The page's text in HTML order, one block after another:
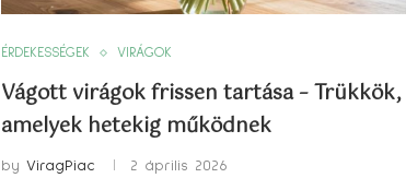
ÉRDEKESSÉGEK VIRÁGOK
Vágott virágok frissen tartása – Trükkök,
amelyek hetekig működnek
by ViragPiac 2 április 2026